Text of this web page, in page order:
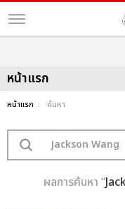
หน้าแรก
หน้าแรก ค้นหา
ผลการค้นหา “